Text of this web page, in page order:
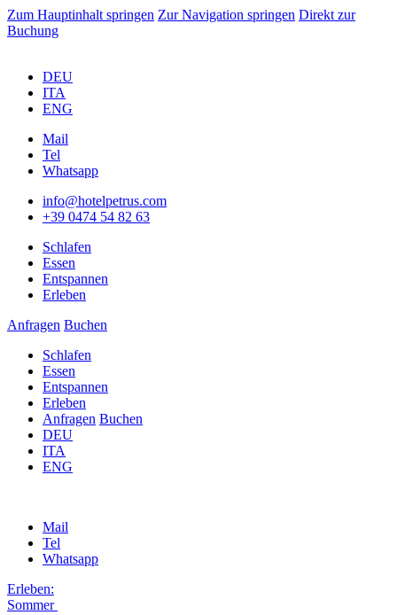
Zum Hauptinhalt springen Zur Navigation springen Direkt zur
Buchung
DEU
ITA
ENG
Mail
Tel
Whatsapp
info@hotelpetrus.com
+39 0474 54 82 63
Schlafen
Essen
Entspannen
Erleben
Anfragen Buchen
Schlafen
Essen
Entspannen
Erleben
Anfragen Buchen
DEU
ITA
ENG
Mail
Tel
Whatsapp
Erleben:
Sommer